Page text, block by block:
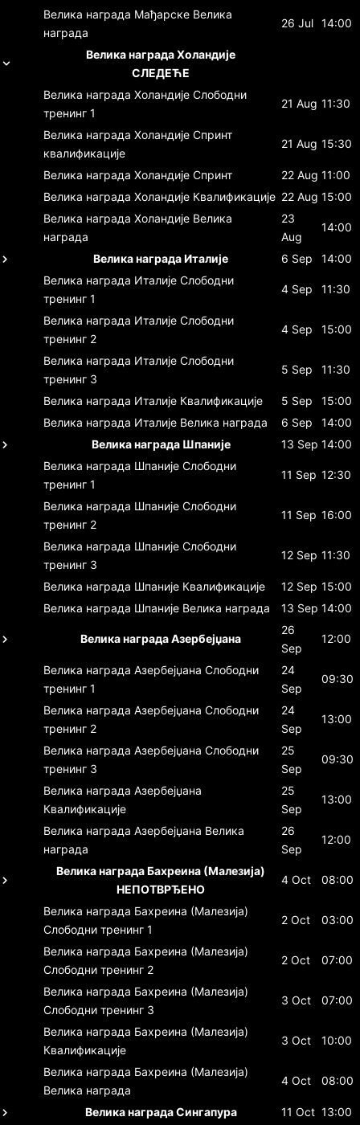
Велика награда Мађарске Велика
награда
26 Jul 14:00
Велика награда Холандије
СЛЕДЕЋЕ
Велика награда Холандије Слободни
тренинг 1
21 Aug 11:30
Велика награда Холандије Спринт
квалификације
21 Aug 15:30
Велика награда Холандије Спринт 22 Aug 11:00
Велика награда Холандије Квалификације 22 Aug 15:00
Велика награда Холандије Велика
награда
23
Aug
14:00
Велика награда Италије 6 Sep
14:00
Велика награда Италије Слободни
тренинг 1
4 Sep 11:30
Велика награда Италије Слободни
тренинг 2
4 Sep 15:00
Велика награда Италије Слободни
тренинг 3
5 Sep 11:30
Велика награда Италије Квалификације 5 Sep
15:00
Велика награда Италије Велика награда 6 Sep
14:00
Велика награда Шпаније
13 Sep 14:00
Велика награда Шпаније Слободни
тренинг 1
11 Sep 12:30
Велика награда Шпаније Слободни
тренинг 2
11 Sep 16:00
Велика награда Шпаније Слободни
тренинг 3
12 Sep 11:30
Велика награда Шпаније Квалификације 12 Sep 15:00
Велика награда Шпаније Велика награда 13 Sep 14:00
Велика награда Азербејџана
26
Sep
12:00
Велика награда Азербејџана Слободни
тренинг 1
24
Sep
09:30
Велика награда Азербејџана Слободни
тренинг 2
24
Sep
13:00
Велика награда Азербејџана Слободни
тренинг 3
25
Sep
09:30
Велика награда Азербејџана
Квалификације
25
Sep
13:00
Велика награда Азербејџана Велика
награда
26
Sep
12:00
Велика награда Бахреина (Малезија)
НЕПОТВРЂЕНО
4 Oct 08:00
Велика награда Бахреина (Малезија)
Слободни тренинг 1
2 Oct 03:00
Велика награда Бахреина (Малезија)
Слободни тренинг 2
2 Oct 07:00
Велика награда Бахреина (Малезија)
Слободни тренинг 3
3 Oct 07:00
Велика награда Бахреина (Малезија)
Квалификације
3 Oct 10:00
Велика награда Бахреина (Малезија)
Велика награда
4 Oct 08:00
Велика награда Сингапура 11 Oct 13:00